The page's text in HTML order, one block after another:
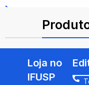
Loja no
IFUSP